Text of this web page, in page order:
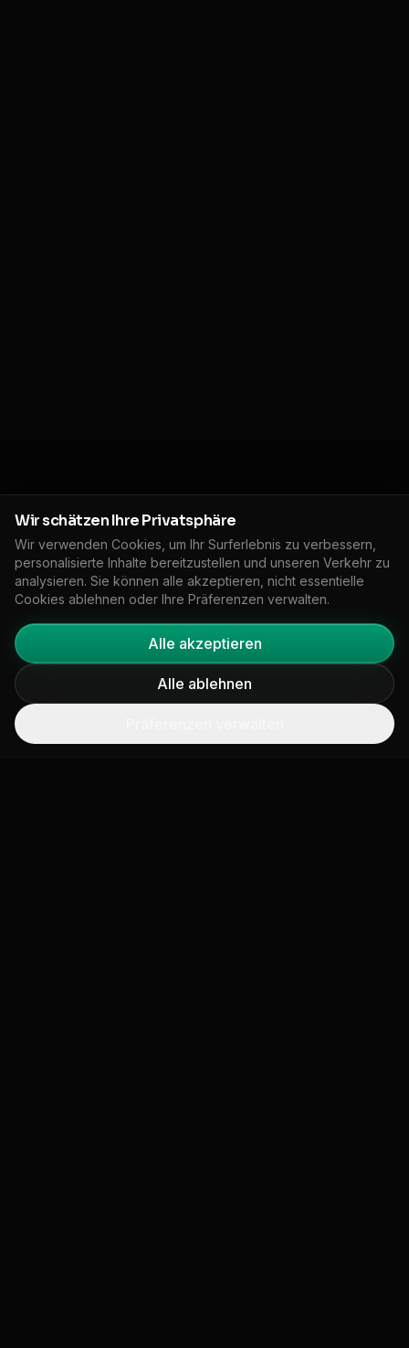
SCROLLEN
///
Wir schätzen Ihre Privatsphäre
Wir verwenden Cookies, um Ihr Surferlebnis zu verbessern,
personalisierte Inhalte bereitzustellen und unseren Verkehr zu
analysieren. Sie können alle akzeptieren, nicht essentielle
Cookies ablehnen oder Ihre Präferenzen verwalten.
Alle akzeptieren
Alle ablehnen